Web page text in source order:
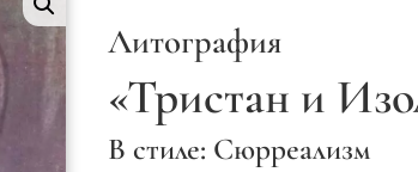
Литография
«Тристан и
В стиле: Сюрреализм